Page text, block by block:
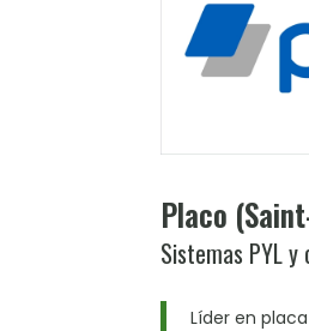
Placo
Sistemas PYL
Líder en